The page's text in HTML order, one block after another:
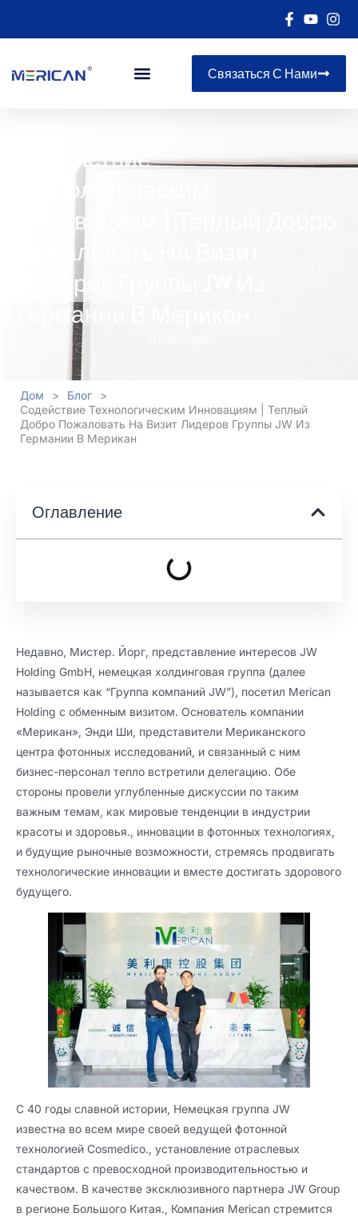
Связаться С Нами
Содействие
Технологическим
Инновациям | Теплый Добро
Пожаловать На Визит
Лидеров Группы JW Из
Германии В Мерикан
Дом > Блог
>
Содействие Технологическим Инновациям | Теплый
Добро Пожаловать На Визит Лидеров Группы JW Из
Германии В Мерикан
Оглавление
Недавно, Мистер. Йорг, представление интересов JW
Holding GmbH, немецкая холдинговая группа (далее
называется как “Группа компаний JW”), посетил Merican
Holding с обменным визитом. Основатель компании
«Мерикан», Энди Ши, представители Мериканского
центра фотонных исследований, и связанный с ним
бизнес-персонал тепло встретили делегацию. Обе
стороны провели углубленные дискуссии по таким
важным темам, как мировые тенденции в индустрии
красоты и здоровья., инновации в фотонных технологиях,
и будущие рыночные возможности, стремясь продвигать
технологические инновации и вместе достигать здорового
будущего.
С 40 годы славной истории, Немецкая группа JW
известна во всем мире своей ведущей фотонной
технологией Cosmedico., установление отраслевых
стандартов с превосходной производительностью и
качеством. В качестве эксклюзивного партнера JW Group
в регионе Большого Китая., Компания Merican стремится